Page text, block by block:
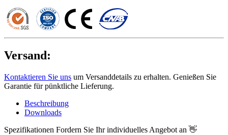
Versand:
Kontaktieren Sie uns um Versanddetails zu erhalten. Genießen Sie
Garantie für pünktliche Lieferung.
Beschreibung
Downloads
Spezifikationen Fordern Sie Ihr individuelles Angebot an 👋